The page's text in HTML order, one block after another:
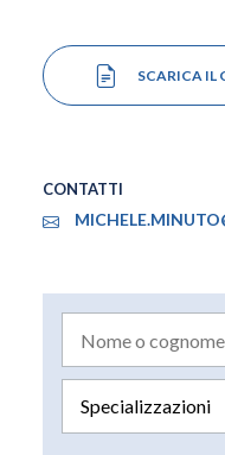
SCARICA IL
CONTATTI